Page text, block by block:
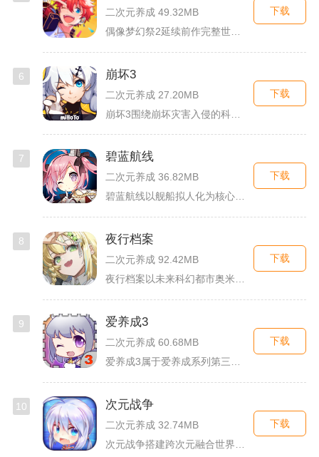
二次元养成 49.32MB
下载
6 崩坏3
二次元养成 27.20MB
下载
7 碧蓝航线
二次元养成 36.82MB
碧蓝航线以舰船拟人化为核心载体，将各类历史战舰塑造成风格各异...
下载
8 夜行档案
二次元养成 92.42MB
下载
9 爱养成3
二次元养成 60.68MB
下载
10 次元战争
二次元养成 32.74MB
下载